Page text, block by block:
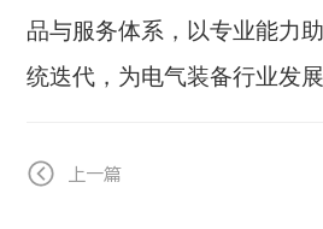
品与服务体系，以专业能力
统迭代，为电气装备行业发
上一篇